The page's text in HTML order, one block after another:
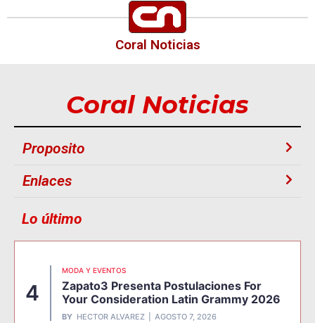
Coral Noticias
Coral Noticias
Proposito
Enlaces
Lo último
4
MODA Y EVENTOS
Zapato3 Presenta Postulaciones For
Your Consideration Latin Grammy 2026
BY HECTOR ALVAREZ AGOSTO 7, 2026